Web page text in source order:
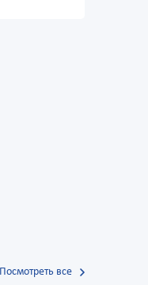
Посмотреть все